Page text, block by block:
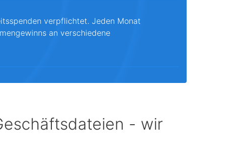
verpflichtet. Jeden Monat
an verschiedene
- wir